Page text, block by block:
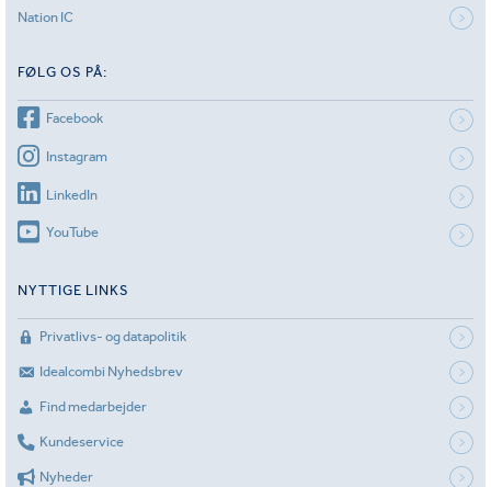
Nation IC
FØLG OS PÅ:
Facebook
Instagram
LinkedIn
YouTube
NYTTIGE LINKS
Privatlivs- og datapolitik
Idealcombi Nyhedsbrev
Find medarbejder
Kundeservice
Nyheder